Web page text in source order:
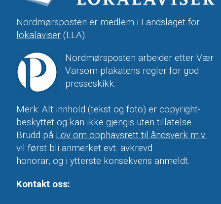
Nordmørsposten er medlem i Landslaget for
lokalaviser (LLA).
Nordmørsposten arbeider etter Vær
Varsom-plakatens regler for god
presseskikk.
Merk: Alt innhold (tekst og foto) er copyright-
beskyttet og kan ikke gjengis uten tillatelse.
Brudd på Lov om opphavsrett til åndsverk m.v.
vil først bli anmerket evt. avkrevd
honorar, og i ytterste konsekvens anmeldt.
Kontakt oss: